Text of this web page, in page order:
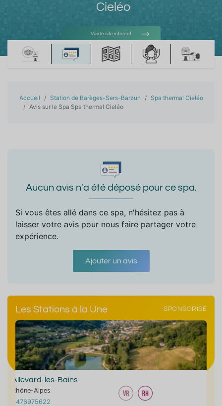
Cieléo
Voir le site internet
Voir l'adresse e-mail
Accueil Station de Barèges-Sers-Barzun
Spa thermal Cieléo
Avis sur le Spa Spa thermal Cieléo
Aucun avis n'a été déposé pour ce spa.
Si vous êtes allé dans ce spa, n'hésitez pas à
laisser votre avis pour nous faire partager votre
expérience.
Ajouter un avis
Les Stations à la Une SPONSORISÉ
Allevard-les-Bains
Rhône-Alpes
0476975622